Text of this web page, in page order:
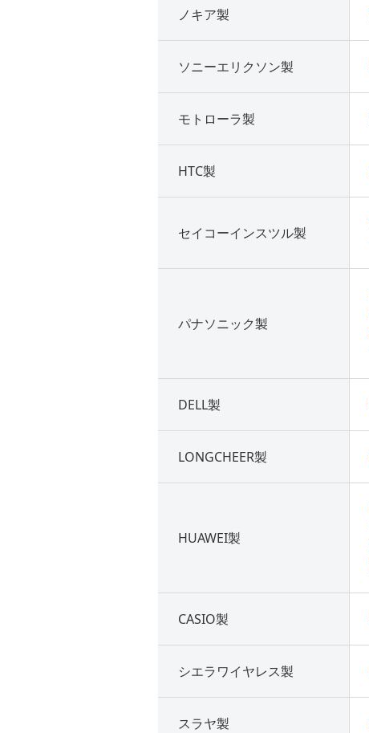
ノキア製
ソニーエリクソン製
モトローラ製
HTC製
セイコーインスツル製
パナソニック製
DELL製
LONGCHEER製
HUAWEI製
CASIO製
シエラワイヤレス製
スラヤ製